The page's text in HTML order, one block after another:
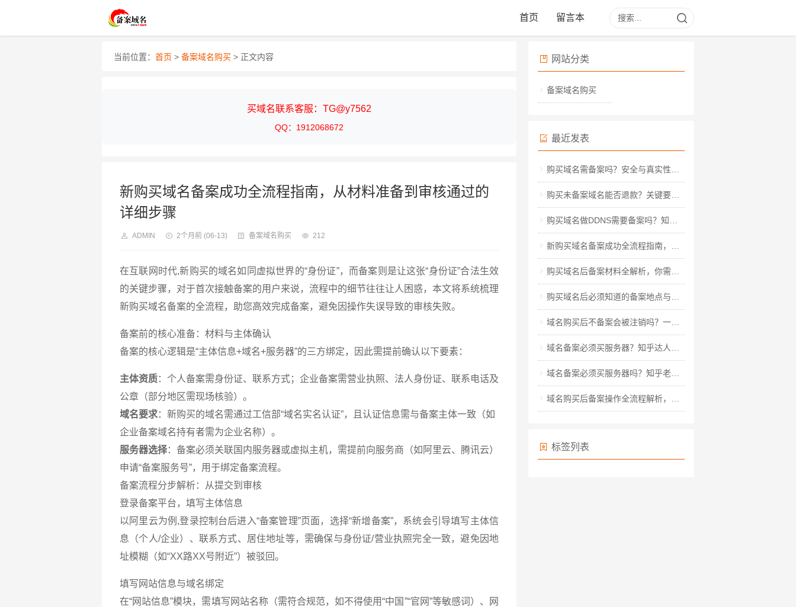
首页 留言本
当前位置： 首页 > 备案域名购买 > 正文内容
买域名联系客服：TG@y7562
QQ：1912068672
新购买域名备案成功全流程指南，从材料准备到审核通过的
详细步骤
ADMIN 2个月前 (06-13) 备案域名购买 212
在互联网时代,新购买的域名如同虚拟世界的“身份证”，而备案则是让这张“身份证”合法生效
的关键步骤，对于首次接触备案的用户来说，流程中的细节往往让人困惑，本文将系统梳理
新购买域名备案的全流程，助您高效完成备案，避免因操作失误导致的审核失败。
备案前的核心准备：材料与主体确认
备案的核心逻辑是“主体信息+域名+服务器”的三方绑定，因此需提前确认以下要素：
主体资质：个人备案需身份证、联系方式；企业备案需营业执照、法人身份证、联系电话及
公章（部分地区需现场核验）。
域名要求：新购买的域名需通过工信部“域名实名认证”，且认证信息需与备案主体一致（如
企业备案域名持有者需为企业名称）。
服务器选择：备案必须关联国内服务器或虚拟主机，需提前向服务商（如阿里云、腾讯云）
申请“备案服务号”，用于绑定备案流程。
备案流程分步解析：从提交到审核
登录备案平台，填写主体信息
以阿里云为例,登录控制台后进入“备案管理”页面，选择“新增备案”，系统会引导填写主体信
息（个人/企业）、联系方式、居住地址等，需确保与身份证/营业执照完全一致，避免因地
址模糊（如“XX路XX号附近”）被驳回。
填写网站信息与域名绑定
在“网站信息”模块，需填写网站名称（需符合规范，如不得使用“中国”“官网”等敏感词）、网
网站分类
备案域名购买
最近发表
购买域名需备案吗？安全与真实性深度解析
购买未备案域名能否退款？关键要点与实操指南
购买域名做DDNS需要备案吗？知乎热议背后的实操指南
新购买域名备案成功全流程指南，从材料准备到审核通过的详细步骤
购买域名后备案材料全解析，你需要准备哪些关键资料？
购买域名后必须知道的备案地点与流程全解析
域名购买后不备案会被注销吗？一文读懂备案规则与风险规避
域名备案必须买服务器？知乎达人教你玩转备案全流程
域名备案必须买服务器吗？知乎老用户深度解析备案真相
域名购买后备案操作全流程解析，从材料准备到审核通过的详细指南
标签列表